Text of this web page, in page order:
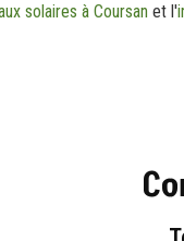
solaires à Coursan et l'